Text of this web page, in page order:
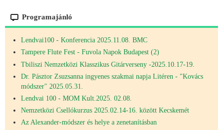
Programajánló
Lendvai100 - Konferencia 2025.11.08. BMC
Tampere Flute Fest - Fuvola Napok Budapest (2)
Tbiliszi Nemzetközi Klasszikus Gitárverseny -2025.10.17-19.
Dr. Pásztor Zsuzsanna ingyenes szakmai napja Litéren - "Kovács
módszer" 2025.05.31.
Lendvai 100 - MOM Kult.2025. 02.08.
Nemzetközi Csellókurzus 2025.02.14-16. között Kecskemét
Az Alexander-módszer és helye a zenetanításban